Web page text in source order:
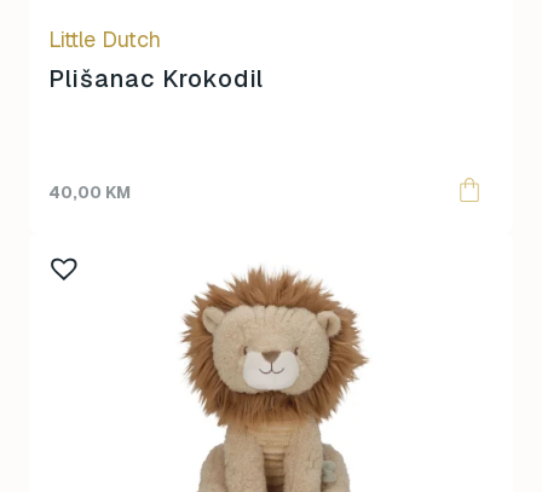
Little Dutch
Plišanac Krokodil
40,00 KM